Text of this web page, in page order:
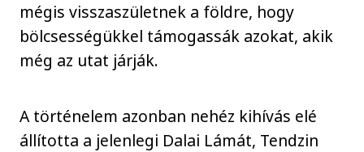
mégis visszaszületnek a földre, hogy
bölcsességükkel támogassák azokat, akik
még az utat járják.
A történelem azonban nehéz kihívás elé
állította a jelenlegi Dalai Lámát, Tendzin